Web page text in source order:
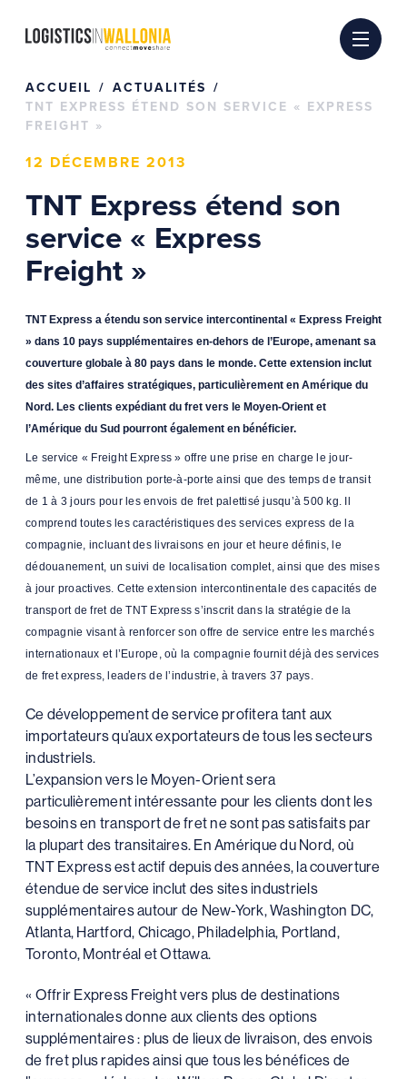
ACCUEIL
ACTUALITÉS
TNT EXPRESS ÉTEND SON SERVICE « EXPRESS
FREIGHT »
12 DÉCEMBRE 2013
TNT Express étend son
service « Express
Freight »
TNT Express a étendu son service intercontinental « Express Freight
» dans 10 pays supplémentaires en-dehors de l’Europe, amenant sa
couverture globale à 80 pays dans le monde. Cette extension inclut
des sites d’affaires stratégiques, particulièrement en Amérique du
Nord. Les clients expédiant du fret vers le Moyen-Orient et
l’Amérique du Sud pourront également en bénéficier.
Le service « Freight Express » offre une prise en charge le jour-
même, une distribution porte-à-porte ainsi que des temps de transit
de 1 à 3 jours pour les envois de fret palettisé jusqu’à 500 kg. Il
comprend toutes les caractéristiques des services express de la
compagnie, incluant des livraisons en jour et heure définis, le
dédouanement, un suivi de localisation complet, ainsi que des mises
à jour proactives. Cette extension intercontinentale des capacités de
transport de fret de TNT Express s’inscrit dans la stratégie de la
compagnie visant à renforcer son offre de service entre les marchés
internationaux et l’Europe, où la compagnie fournit déjà des services
de fret express, leaders de l’industrie, à travers 37 pays.
Ce développement de service profitera tant aux
importateurs qu’aux exportateurs de tous les secteurs
industriels.
L’expansion vers le Moyen-Orient sera
particulièrement intéressante pour les clients dont les
besoins en transport de fret ne sont pas satisfaits par
la plupart des transitaires. En Amérique du Nord, où
TNT Express est actif depuis des années, la couverture
étendue de service inclut des sites industriels
supplémentaires autour de New-York, Washington DC,
Atlanta, Hartford, Chicago, Philadelphia, Portland,
Toronto, Montréal et Ottawa.
« Offrir Express Freight vers plus de destinations
internationales donne aux clients des options
supplémentaires : plus de lieux de livraison, des envois
de fret plus rapides ainsi que tous les bénéfices de